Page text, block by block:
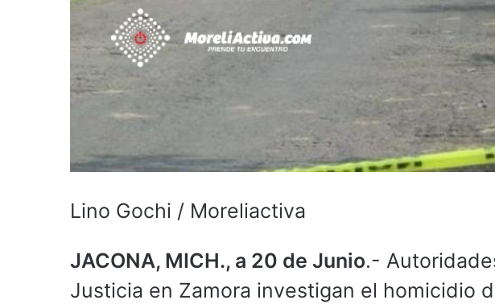
Lino Gochi / Moreliactiva
JACONA, MICH., a 20 de Junio.-
Justicia en Zamora investigan el homicidio